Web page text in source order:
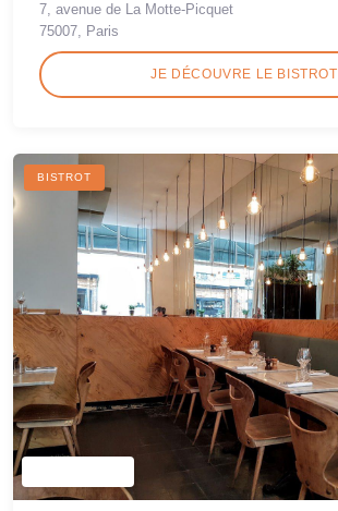
7, avenue de La Motte-Picquet
75007, Paris
JE DÉCOUVRE LE BISTROT
BISTROT